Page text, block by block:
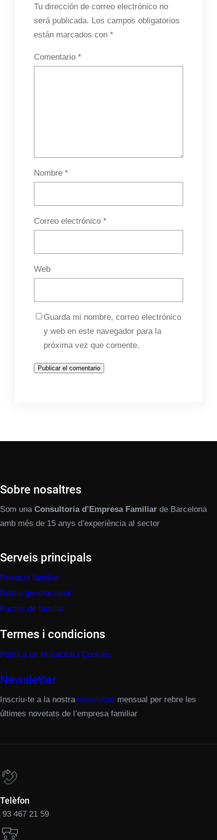
Tu dirección de correo electrónico no
será publicada. Los campos obligatorios
están marcados con *
Comentario *
Nombre *
Correo electrónico *
Web
Guarda mi nombre, correo electrónico
y web en este navegador para la
próxima vez que comente.
Sobre nosaltres
Som una Consultoria d’Empresa Familiar de Barcelona
amb més de 15 anys d’experiència al sector
Serveis principals
Protocol familiar
Relleu generacional
Pactes de família
Termes i condicions
Política de Privacitat i Cookies
Newsletter
Inscriu-te a la nostra newsletter mensual per rebre les
últimes novetats de l’empresa familiar
Telèfon
93 467 21 59